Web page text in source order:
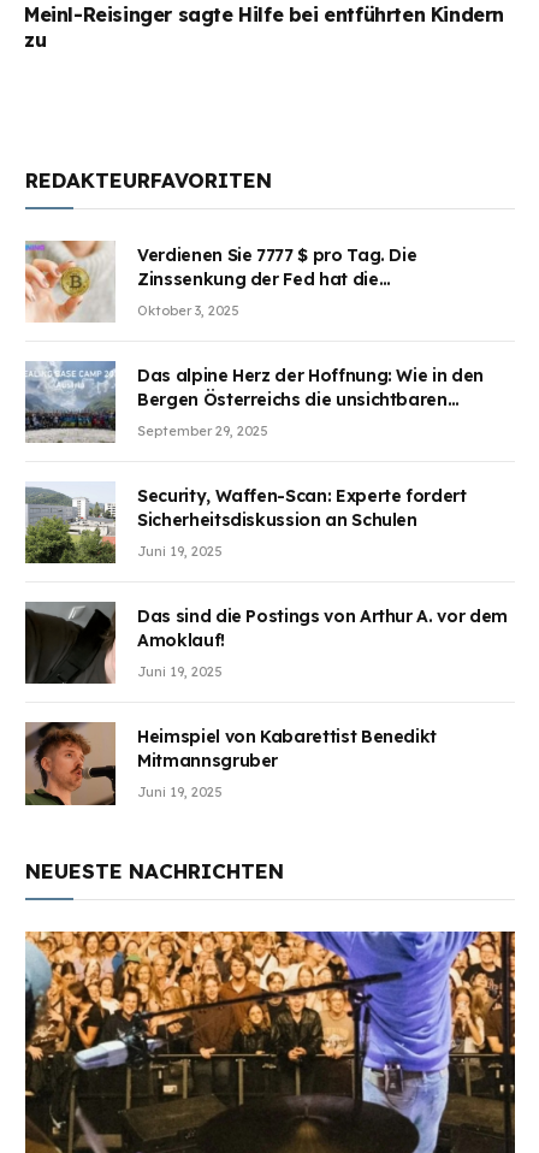
Meinl-Reisinger sagte Hilfe bei entführten Kindern
zu
REDAKTEURFAVORITEN
Verdienen Sie 7777 $ pro Tag. Die
Zinssenkung der Fed hat die
Aufmerksamkeit des Marktes erregt.
Oktober 3, 2025
Das alpine Herz der Hoffnung: Wie in den
Bergen Österreichs die unsichtbaren
Wunden des Kriegesheilen
September 29, 2025
Security, Waffen-Scan: Experte fordert
Sicherheitsdiskussion an Schulen
Juni 19, 2025
Das sind die Postings von Arthur A. vor dem
Amoklauf!
Juni 19, 2025
Heimspiel von Kabarettist Benedikt
Mitmannsgruber
Juni 19, 2025
NEUESTE NACHRICHTEN